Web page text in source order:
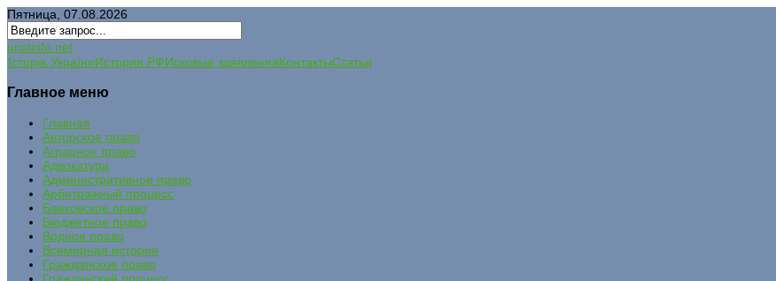
Пятница, 07.08.2026
uristinfo.net
Історія УкраїниИстория РФИсковые заявленияКонтактыСтатьи
Главное меню
Главная
Авторское право
Аграрное право
Адвокатура
Административное право
Арбитражный процесс
Банковское право
Бюджетное право
Водное право
Всемирная история
Гражданское право
Гражданский процесс